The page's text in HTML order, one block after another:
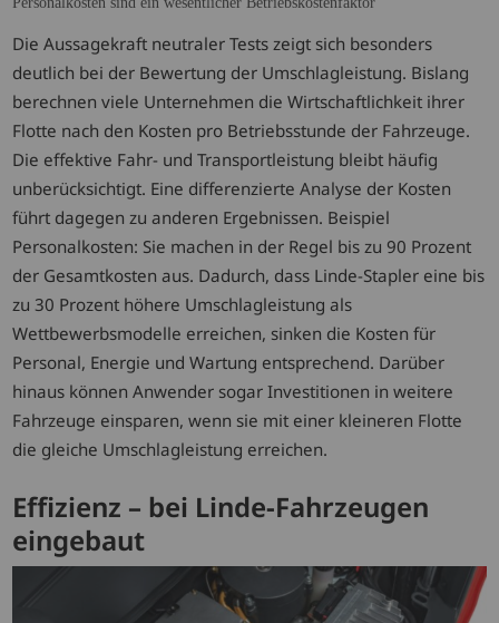
Die Aussagekraft neutraler Tests zeigt sich besonders
deutlich bei der Bewertung der Umschlagleistung. Bislang
berechnen viele Unternehmen die Wirtschaftlichkeit ihrer
Flotte nach den Kosten pro Betriebsstunde der Fahrzeuge.
Die effektive Fahr- und Transportleistung bleibt häufig
unberücksichtigt. Eine differenzierte Analyse der Kosten
führt dagegen zu anderen Ergebnissen. Beispiel
Personalkosten: Sie machen in der Regel bis zu 90 Prozent
der Gesamtkosten aus. Dadurch, dass Linde-Stapler eine bis
zu 30 Prozent höhere Umschlagleistung als
Wettbewerbsmodelle erreichen, sinken die Kosten für
Personal, Energie und Wartung entsprechend. Darüber
hinaus können Anwender sogar Investitionen in weitere
Fahrzeuge einsparen, wenn sie mit einer kleineren Flotte
die gleiche Umschlagleistung erreichen.
Effizienz – bei Linde-Fahrzeugen
eingebaut